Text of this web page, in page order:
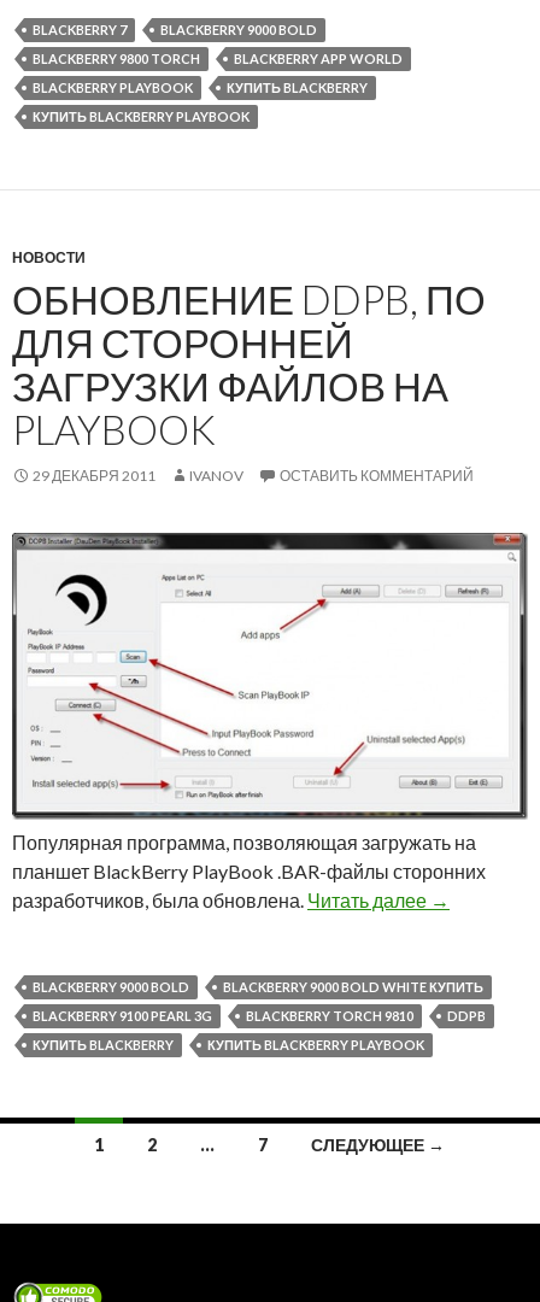
BLACKBERRY 7
BLACKBERRY 9000 BOLD
BLACKBERRY 9800 TORCH
BLACKBERRY APP WORLD
BLACKBERRY PLAYBOOK
КУПИТЬ BLACKBERRY
КУПИТЬ BLACKBERRY PLAYBOOK
НОВОСТИ
ОБНОВЛЕНИЕ DDPB, ПО
ДЛЯ СТОРОННЕЙ
ЗАГРУЗКИ ФАЙЛОВ НА
PLAYBOOK
29 ДЕКАБРЯ 2011 IVANOV ОСТАВИТЬ КОММЕНТАРИЙ
Популярная программа, позволяющая загружать на
планшет BlackBerry PlayBook .BAR-файлы сторонних
разработчиков, была обновлена. Читать далее →
BLACKBERRY 9000 BOLD
BLACKBERRY 9000 BOLD WHITE КУПИТЬ
BLACKBERRY 9100 PEARL 3G
BLACKBERRY TORCH 9810
DDPB
КУПИТЬ BLACKBERRY
КУПИТЬ BLACKBERRY PLAYBOOK
Навигация
записям
1 2 … 7 СЛЕДУЮЩЕЕ →